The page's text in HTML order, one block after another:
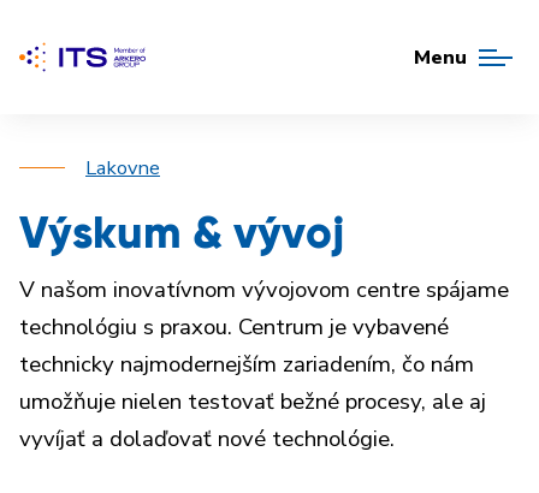
Menu
Lakovne
Výskum & vývoj
V našom inovatívnom vývojovom centre spájame
technológiu s praxou. Centrum je vybavené
technicky najmodernejším zariadením, čo nám
umožňuje nielen testovať bežné procesy, ale aj
vyvíjať a dolaďovať nové technológie.